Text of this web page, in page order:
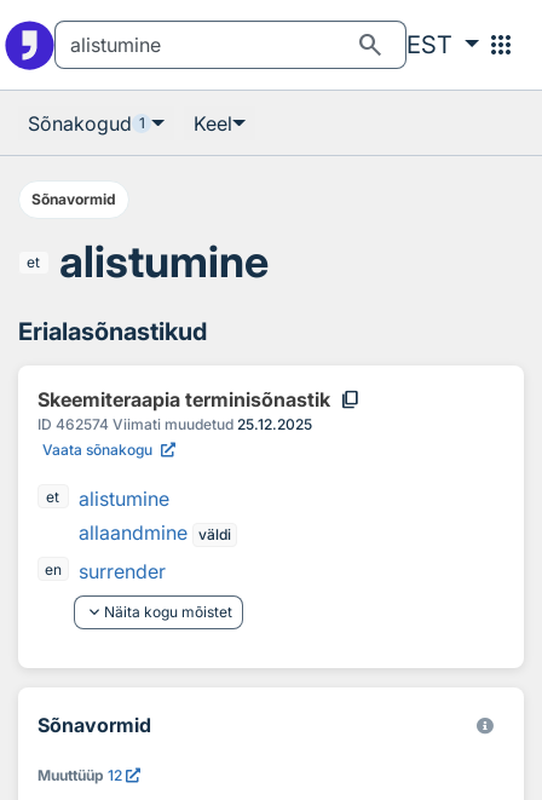
search EST apps
Sõnakogud 1 Keel
Sõnavormid
et alistumine
Erialasõnastikud
Skeemiteraapia terminisõnastik content_copy
ID 462574 Viimati muudetud 25.12.2025
Vaata sõnakogu
et
alistumine
allaandmine väldi
en
surrender
keyboard_arrow_down Näita kogu mõistet
Sõnavormid
Muuttüüp 12